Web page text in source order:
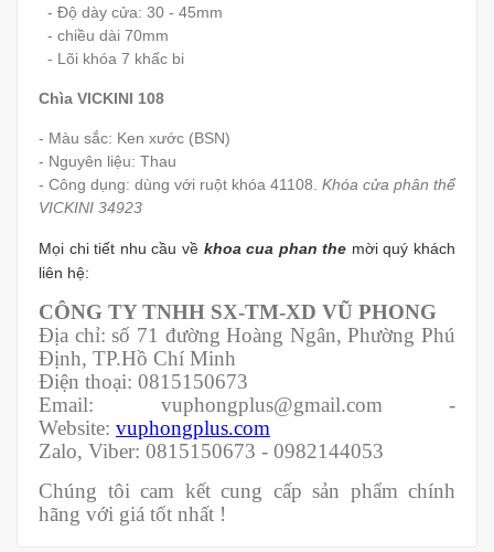
- Độ dày cửa: 30 - 45mm
- chiều dài 70mm
- Lõi khóa 7 khấc bi
Chìa VICKINI 108
- Màu sắc: Ken xước (BSN)
- Nguyên liệu: Thau
- Công dụng: dùng với ruột khóa 41108. Khóa cửa phân thể
VICKINI 34923
Mọi chi tiết nhu cầu về khoa cua phan the mời quý khách
liên hệ:
CÔNG TY TNHH SX-TM-XD VŨ PHONG
Địa chỉ: số 71 đường Hoàng Ngân, Phường Phú
Định, TP.Hồ Chí Minh
Điện thoại: 0815150673
Email: vuphongplus@gmail.com -
Website: vuphongplus.com
Zalo, Viber: 0815150673 - 0982144053
Chúng tôi cam kết cung cấp sản phẩm chính
hãng với giá tốt nhất !